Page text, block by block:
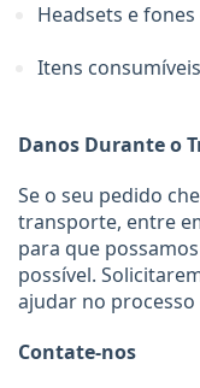
Headsets e
Itens
Danos Durante o
Se o seu pedido
transporte, entre
para que
possível.
ajudar no
Contate-nos